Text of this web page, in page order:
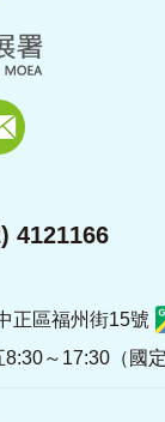
4121166
正區福州街15號
～17:30（國定